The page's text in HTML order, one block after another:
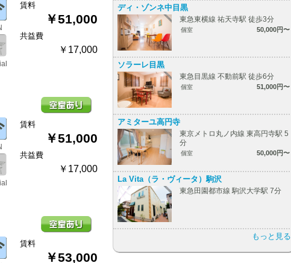
賃料
￥51,000
共益費
￥17,000
賃料
￥51,000
共益費
￥17,000
賃料
￥53,000
ディ・ゾンネ中目黒
東急東横線 祐天寺駅 徒歩3分
個室 50,000円〜
ソラーレ目黒
東急目黒線 不動前駅 徒歩6分
個室 51,000円〜
アミターユ高円寺
東京メトロ丸ノ内線 東高円寺駅 5
分
個室 50,000円〜
La Vita（ラ・ヴィータ）駒沢
東急田園都市線 駒沢大学駅 7分
もっと見る